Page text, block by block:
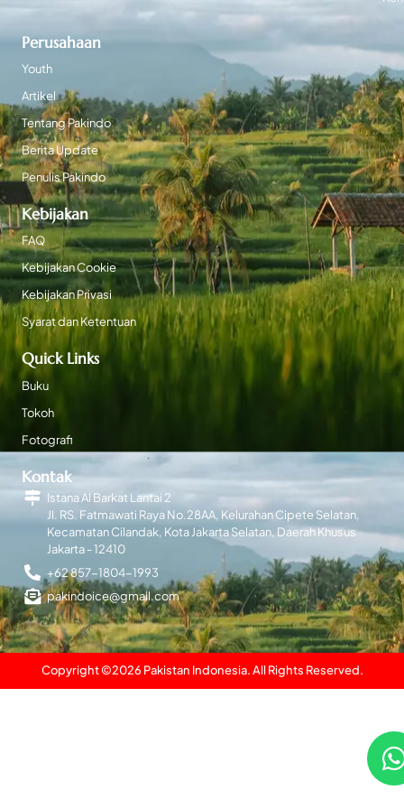
Perusahaan
Youth
Artikel
Tentang Pakindo
Berita Update
Penulis Pakindo
Kebijakan
FAQ
Kebijakan Cookie
Kebijakan Privasi
Syarat dan Ketentuan
Quick Links
Buku
Tokoh
Fotografi
Kontak
Istana Al Barkat Lantai 2
Jl. RS. Fatmawati Raya No.28AA, Kelurahan Cipete Selatan,
Kecamatan Cilandak, Kota Jakarta Selatan, Daerah Khusus
Jakarta - 12410
+62 857-1804-1993
pakindoice@gmail.com
Copyright ©2026 Pakistan Indonesia. All Rights Reserved.